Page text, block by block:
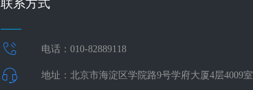
联系方式
电话：010-82889118
地址：北京市海淀区学院路9号学府大厦4层4009室